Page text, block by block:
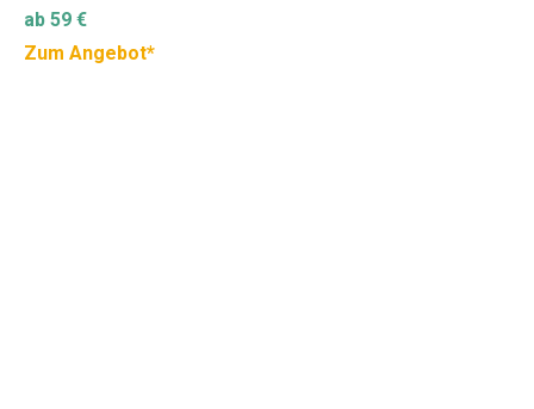
ab 59 €
Zum Angebot*